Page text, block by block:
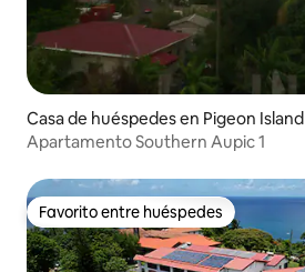
Casa de huéspedes en Pigeon Island
Apartamento Southern Aupic 1
Favorito entre huéspedes
Favorito entre huéspedes